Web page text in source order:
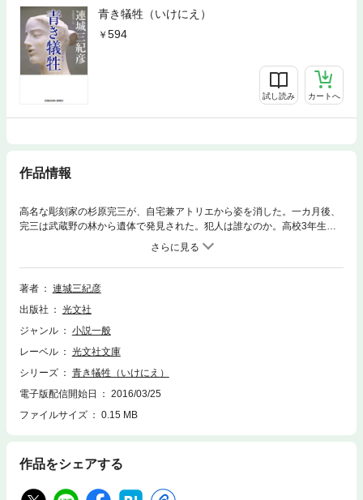
青き犠牲（いけにえ）
594
試し読み カートへ
作品情報
高名な彫刻家の杉原完三が、自宅兼アトリエから姿を消した。一カ月後、
完三は武蔵野の林から遺体で発見された。犯人は誰なのか。高校3年生の
息子・鉄男の出生の秘密、美貌の母と鉄男の異常な関係など、杉原家の抱
える歪んだ家族関係が明らかになり、容疑は息子の鉄男に向けられるが、
仰天の顛末とは――。「ギリシャ悲劇」を絡めた連城三紀彦初期の傑作長
編ミステリー。
著者
連城三紀彦
出版社
光文社
ジャンル
小説一般
レーベル
光文社文庫
シリーズ
青き犠牲（いけにえ）
電子版配信開始日
2016/03/25
ファイルサイズ
0.15 MB
作品をシェアする